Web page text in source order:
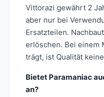
Vittorazi gewährt 2
aber nur bei
Ersatzteilen.
erlöschen. Bei einem
trägt, ist Qualität
Bietet Paramaniac
an?